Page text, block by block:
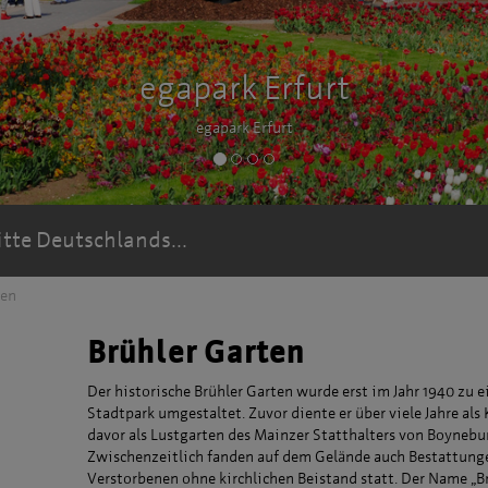
Deutschlands...
Brühler Garten
Der historische Brühler Garten wurde erst im Jahr 1940 zu
Stadtpark umgestaltet. Zuvor diente er über viele Jahre als
davor als Lustgarten des Mainzer Statthalters von
Zwischenzeitlich fanden auf dem Gelände auch
Verstorbenen ohne kirchlichen Beistand statt. Der Name